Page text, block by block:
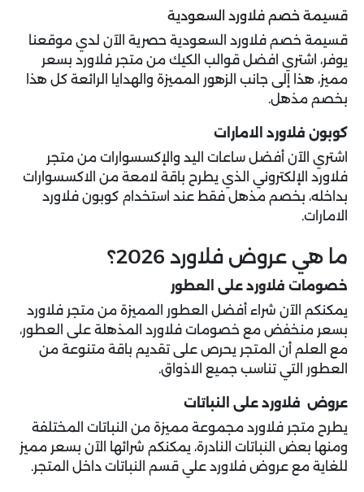
قسيمة خصم فلاورد السعودية
قسيمة خصم فلاورد السعودية حصرية الآن لدي موقعنا
يوفر، اشتري افضل قوالب الكيك من متجر فلاورد بسعر
مميز، هذا إلى جانب الزهور المميزة والهدايا الرائعة كل هذا
بخصم مذهل.
كوبون فلاورد الامارات
اشتري الآن أفضل ساعات اليد والإكسسوارات من متجر
فلاورد الإلكتروني الذي يطرح باقة لامعة من الاكسسوارات
بداخله، بخصم مذهل فقط عند استخدام كوبون فلاورد
الامارات.
ما هي عروض فلاورد 2026؟
خصومات فلاورد على العطور
يمكنكم الآن شراء أفضل العطور المميزة من متجر فلاورد
بسعر منخفض مع خصومات فلاورد المذهلة على العطور،
مع العلم أن المتجر يحرص على تقديم باقة متنوعة من
العطور التي تناسب جميع الاذواق.
عروض فلاورد على النباتات
يطرح متجر فلاورد مجموعة مميزة من النباتات المختلفة
ومنها بعض النباتات النادرة، يمكنكم شرائها الآن بسعر مميز
للغاية مع عروض فلاورد علي قسم النباتات داخل المتجر.